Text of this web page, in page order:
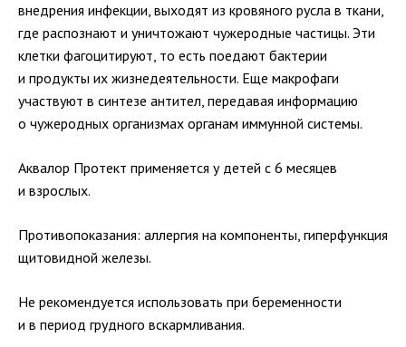
внедрения инфекции, выходят из кровяного русла в ткани,
где распознают и уничтожают чужеродные частицы. Эти
клетки фагоцитируют, то есть поедают бактерии
и продукты их жизнедеятельности. Еще макрофаги
участвуют в синтезе антител, передавая информацию
о чужеродных организмах органам иммунной системы.
Аквалор Протект применяется у детей с 6 месяцев
и взрослых.
Противопоказания: аллергия на компоненты, гиперфункция
щитовидной железы.
Не рекомендуется использовать при беременности
и в период грудного вскармливания.